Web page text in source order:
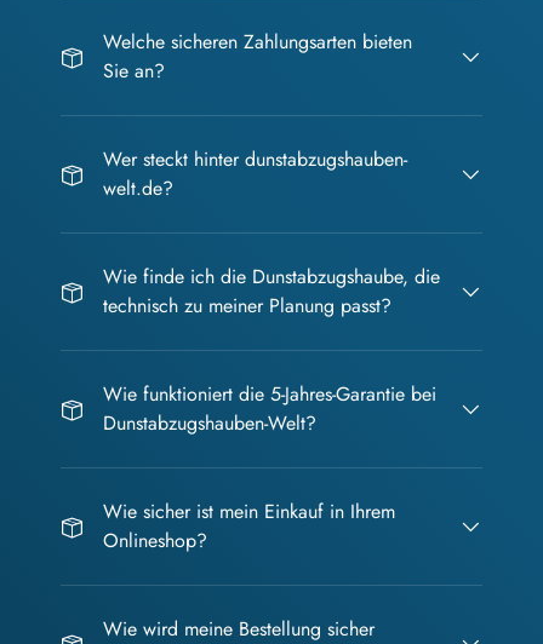
Welche sicheren Zahlungsarten bieten
Sie an?
Wer steckt hinter dunstabzugshauben-
welt.de?
Wie finde ich die Dunstabzugshaube, die
technisch zu meiner Planung passt?
Wie funktioniert die 5-Jahres-Garantie bei
Dunstabzugshauben-Welt?
Wie sicher ist mein Einkauf in Ihrem
Onlineshop?
Wie wird meine Bestellung sicher